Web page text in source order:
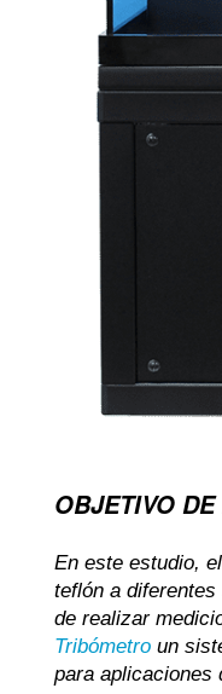
OBJETIVO
En este estudio,
teflón a diferentes
de realizar
Tribómetro un
para aplicaciones